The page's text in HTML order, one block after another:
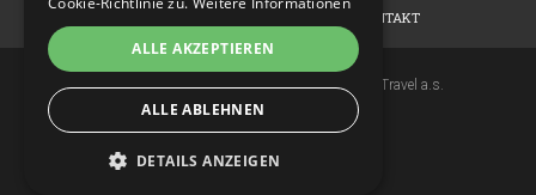
KONTAKT
Copyright © 2007-2026 EuroAgentur Hotels&Travel a.s.
www.bezvapobyt.cz
Allgemeine Buchungsbedingungen
Datenschutzerklärung
ALLE AKZEPTIEREN
ALLE ABLEHNEN
DETAILS ANZEIGEN